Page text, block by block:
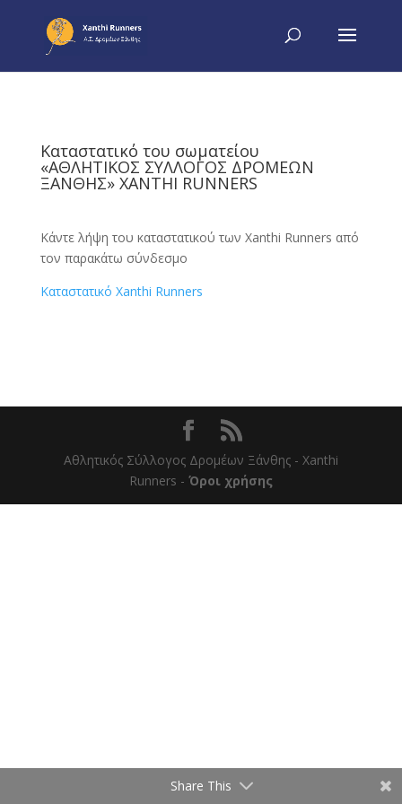
Καταστατικό του σωματείου
«ΑΘΛΗΤΙΚΟΣ ΣΥΛΛΟΓΟΣ ΔΡΟΜΕΩΝ
ΞΑΝΘΗΣ» XANTHI RUNNERS
Κάντε λήψη του καταστατικού των Xanthi Runners από
τον παρακάτω σύνδεσμο
Καταστατικό Xanthi Runners
Αθλητικός Σύλλογος Δρομέων Ξάνθης - Xanthi
Runners - Όροι χρήσης
Share This